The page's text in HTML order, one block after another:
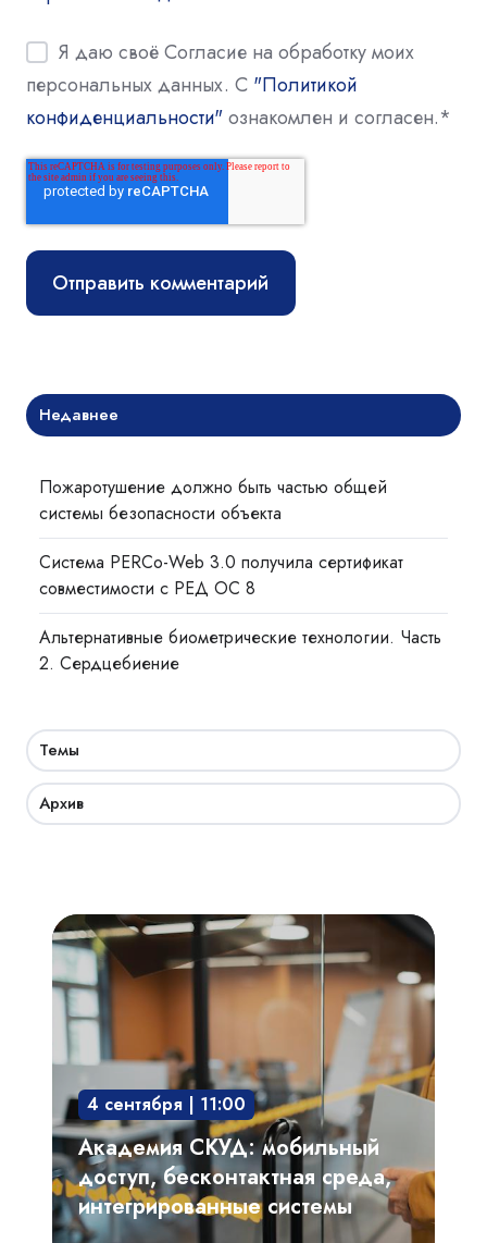
Я даю своё Согласие на обработку моих
персональных данных. С "Политикой
конфиденциальности"ознакомлен и согласен.*
Недавнее
Пожаротушение должно быть частью общей
системы безопасности объекта
Система PERCo-Web 3.0 получила сертификат
совместимости с РЕД ОС 8
Альтернативные биометрические технологии. Часть
2. Сердцебиение
Темы
Архив
Академия
СКУД:
мобильный
доступ,
бесконтактная
среда,
интегрированные
системы
4 сентября | 11:00
Академия СКУД: мобильный
доступ, бесконтактная среда,
интегрированные системы